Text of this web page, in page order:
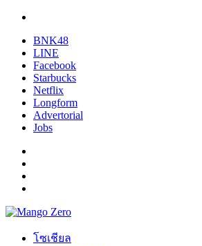
BNK48
LINE
Facebook
Starbucks
Netflix
Longform
Advertorial
Jobs
โซเชียล